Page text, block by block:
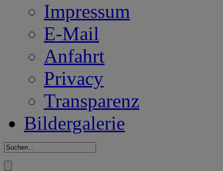
Impressum
E-Mail
Anfahrt
Privacy
Transparenz
Bildergalerie